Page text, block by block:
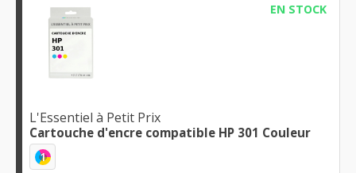
EN STOCK
L'Essentiel à Petit Prix
Cartouche d'encre compatible HP 301 Couleur
1